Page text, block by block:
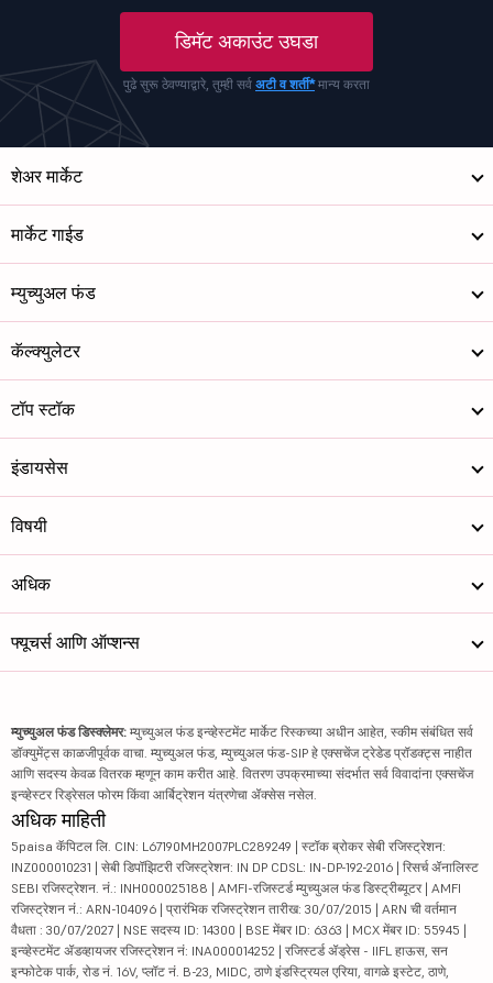
डिमॅट अकाउंट उघडा
पुढे सुरू ठेवण्याद्वारे, तुम्ही सर्व अटी व शर्ती*मान्य करता
शेअर मार्केट
मार्केट गाईड
म्युच्युअल फंड
कॅल्क्युलेटर
टॉप स्टॉक
इंडायसेस
विषयी
अधिक
फ्यूचर्स आणि ऑप्शन्स
म्युच्युअल फंड डिस्क्लेमर: म्युच्युअल फंड इन्व्हेस्टमेंट मार्केट रिस्कच्या अधीन आहेत, स्कीम संबंधित सर्व
डॉक्युमेंट्स काळजीपूर्वक वाचा. म्युच्युअल फंड, म्युच्युअल फंड-SIP हे एक्सचेंज ट्रेडेड प्रॉडक्ट्स नाहीत
आणि सदस्य केवळ वितरक म्हणून काम करीत आहे. वितरण उपक्रमाच्या संदर्भात सर्व विवादांना एक्सचेंज
इन्व्हेस्टर रिड्रेसल फोरम किंवा आर्बिट्रेशन यंत्रणेचा ॲक्सेस नसेल.
अधिक माहिती
5paisa कॅपिटल लि. CIN: L67190MH2007PLC289249 | स्टॉक ब्रोकर सेबी रजिस्ट्रेशन:
INZ000010231 | सेबी डिपॉझिटरी रजिस्ट्रेशन: IN DP CDSL: IN-DP-192-2016 | रिसर्च ॲनालिस्ट
SEBI रजिस्ट्रेशन. नं.: INH000025188 | AMFI-रजिस्टर्ड म्युच्युअल फंड डिस्ट्रीब्यूटर | AMFI
रजिस्ट्रेशन नं.: ARN-104096 | प्रारंभिक रजिस्ट्रेशन तारीख: 30/07/2015 | ARN ची वर्तमान
वैधता : 30/07/2027 | NSE सदस्य ID: 14300 | BSE मेंबर ID: 6363 | MCX मेंबर ID: 55945 |
इन्व्हेस्टमेंट ॲडव्हायजर रजिस्ट्रेशन नं: INA000014252 | रजिस्टर्ड ॲड्रेस - IIFL हाऊस, सन
इन्फोटेक पार्क, रोड नं. 16V, प्लॉट नं. B-23, MIDC, ठाणे इंडस्ट्रियल एरिया, वागळे इस्टेट, ठाणे,